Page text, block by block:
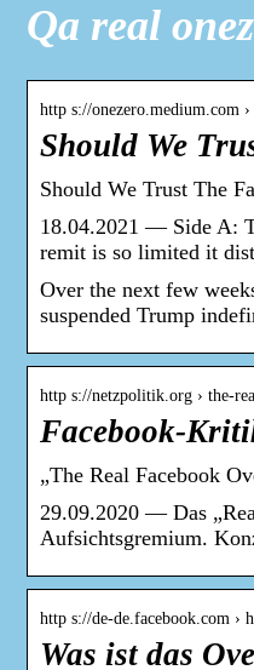
Qa real
http s://onezero.medium.com
Should We
Should We Trust The
18.04.2021 — Side A:
remit is so limited it
Over the next few
suspended Trump
http s://netzpolitik.org › the-
Facebook-
„The Real Facebook
29.09.2020 — Das
Aufsichtsgremium.
http s://de-de.facebook.com ›
Was ist das